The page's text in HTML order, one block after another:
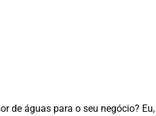
águas para o seu negócio?